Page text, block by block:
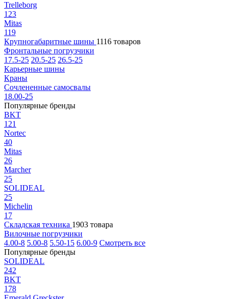
Trelleborg
123
Mitas
119
Крупногабаритные шины 1116 товаров
Фронтальные погрузчики
17.5-25 20.5-25 26.5-25
Карьерные шины
Краны
Сочлененные самосвалы
18.00-25
Популярные бренды
BKT
121
Nortec
40
Mitas
26
Marcher
25
SOLIDEAL
25
Michelin
17
Складская техника 1903 товара
Вилочные погрузчики
4.00-8 5.00-8 5.50-15 6.00-9 Смотреть все
Популярные бренды
SOLIDEAL
242
BKT
178